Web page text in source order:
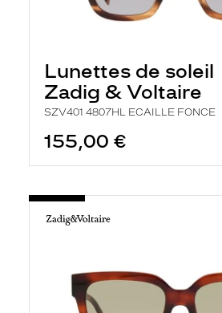
Lunettes de soleil
Zadig & Voltaire
SZV401 4807HL ECAILLE FONCE
155,00 €